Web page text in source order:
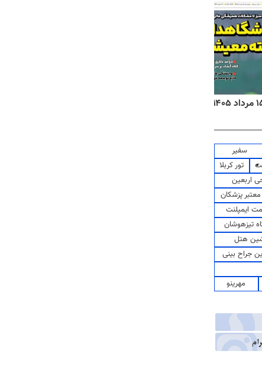
سفیر
تور کربلا
اربعین
پزشکان
ایمپلنت
تیزهوشان
هتل
جراح بینی
مهرینو